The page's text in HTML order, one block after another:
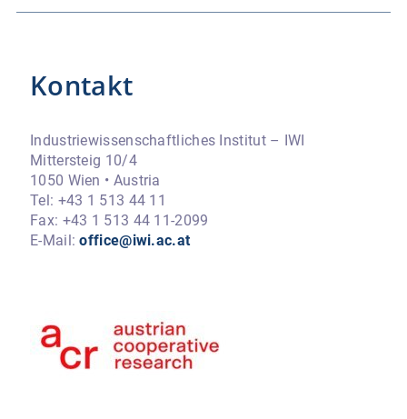
Kontakt
Industriewissenschaftliches Institut – IWI
Mittersteig 10/4
1050 Wien • Austria
Tel: +43 1 513 44 11
Fax: +43 1 513 44 11-2099
E-Mail:office@iwi.ac.at